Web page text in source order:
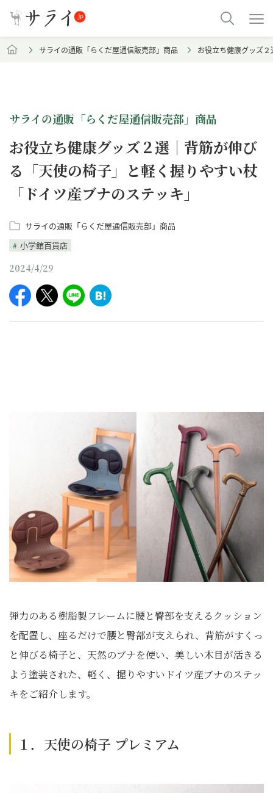
サライの通販「らくだ屋通信販売部」商品 お役立ち健康グッズ
サライの通販「らくだ屋通信販売部」商品
お役立ち健康グッズ２選｜背筋が伸び
る「天使の椅子」と軽く握りやすい杖
「ドイツ産ブナのステッキ」
サライの通販「らくだ屋通信販売部」商品
小学館百貨店
2024/4/29
弾力のある樹脂製フレームに腰と臀部を支えるクッション
を配置し、座るだけで腰と臀部が支えられ、背筋がすくっ
と伸びる椅子と、天然のブナを使い、美しい木目が活きる
よう塗装された、軽く、握りやすいドイツ産ブナのステッ
キをご紹介します。
１．天使の椅子 プレミアム